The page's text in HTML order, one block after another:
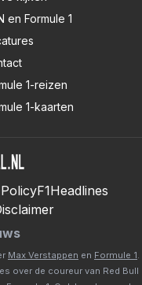
en Formule 1
1-reizen
1-kaarten
F1Headlines
Max Verstappen en Formule 1
over de coureur van Red Bull